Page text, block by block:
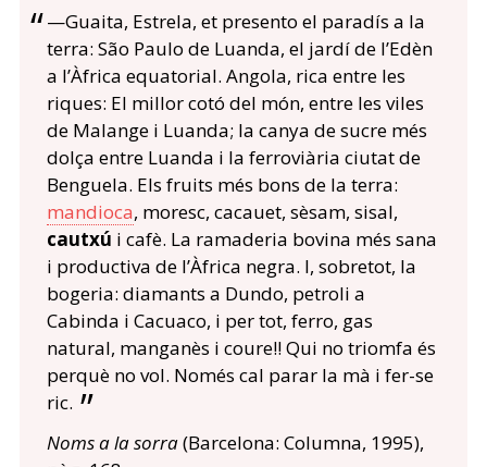
—Guaita, Estrela, et presento el paradís a la
terra: São Paulo de Luanda, el jardí de l’Edèn
a l’Àfrica equatorial. Angola, rica entre les
riques: El millor cotó del món, entre les viles
de Malange i Luanda; la canya de sucre més
dolça entre Luanda i la ferroviària ciutat de
Benguela. Els fruits més bons de la terra:
mandioca, moresc, cacauet, sèsam, sisal,
cautxú i cafè. La ramaderia bovina més sana
i productiva de l’Àfrica negra. I, sobretot, la
bogeria: diamants a Dundo, petroli a
Cabinda i Cacuaco, i per tot, ferro, gas
natural, manganès i coure!! Qui no triomfa és
perquè no vol. Només cal parar la mà i fer-se
ric.
Noms a la sorra(Barcelona: Columna, 1995),